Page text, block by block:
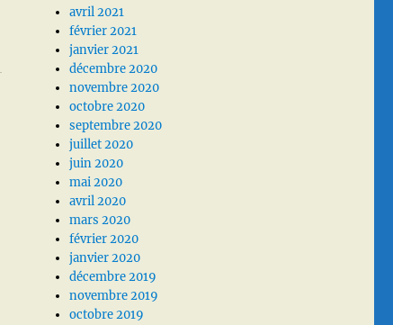
avril 2021
février 2021
janvier 2021
décembre 2020
novembre 2020
octobre 2020
septembre 2020
juillet 2020
juin 2020
mai 2020
avril 2020
mars 2020
février 2020
janvier 2020
décembre 2019
novembre 2019
octobre 2019